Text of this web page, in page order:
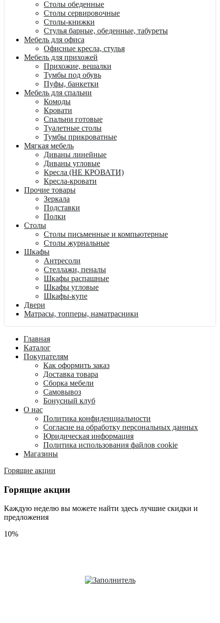
Столы обеденные
Столы сервировочные
Столы-книжки
Стулья барные, обеденные, табуреты
Мебель для офиса
Офисные кресла, стулья
Мебель для прихожей
Прихожие, вешалки
Тумбы под обувь
Пуфы, банкетки
Мебель для спальни
Комоды
Кровати
Спальни готовые
Туалетные столы
Тумбы прикроватные
Мягкая мебель
Диваны линейные
Диваны угловые
Кресла (НЕ КРОВАТИ)
Кресла-кровати
Прочие товары
Зеркала
Подставки
Полки
Столы
Столы письменные и компьютерные
Столы журнальные
Шкафы
Антресоли
Стеллажи, пеналы
Шкафы распашные
Шкафы угловые
Шкафы-купе
Двери
Матрасы, топперы, наматрасники
Главная
Каталог
Покупателям
Как оформить заказ
Доставка товара
Сборка мебели
Самовывоз
Бонусный клуб
О нас
Политика конфиденциальности
Согласие на обработку персональных данных
Юридическая информация
Политика использования файлов cookie
Магазины
Горящие акции
Горящие акции
Каждую неделю вы можете найти здесь лучшие скидки и
предложения
10%